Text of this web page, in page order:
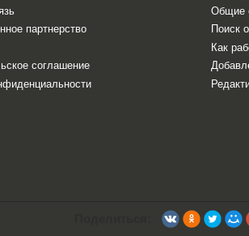
партнерство
соглашение
Общие
Поиск
Как